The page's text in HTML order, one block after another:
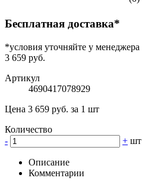
Бесплатная доставка*
*условия уточняйте у менеджера
3 659 руб.
Артикул
4690417078929
Цена 3 659 руб. за 1 шт
Количество
-
+ шт
Описание
Комментарии